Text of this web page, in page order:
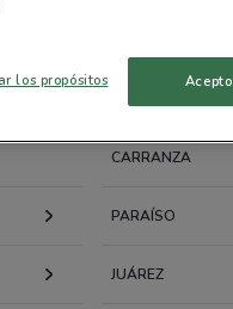
CARRANZA
PARAÍSO
JUÁREZ
los propósitos Acepto